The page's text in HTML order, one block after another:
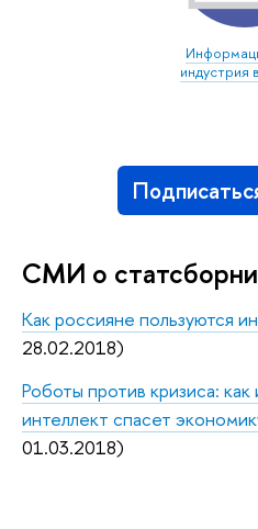
индустрия
СМИ о
Как россияне пользуются
28.02.2018)
Роботы против кризиса:
интеллект спасет
01.03.2018)